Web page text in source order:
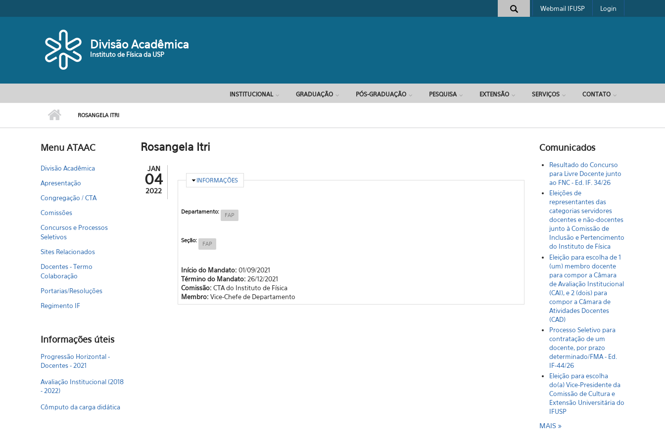
Formulário de busca
Webmail IFUSP Login
Divisão Acadêmica
Instituto de Física da USP
INSTITUCIONAL GRADUAÇÃO PÓS-GRADUAÇÃO PESQUISA EXTENSÃO SERVIÇOS CONTATO
ROSANGELA ITRI
Menu ATAAC
Divisão Acadêmica
Apresentação
Congregação / CTA
Comissões
Concursos e Processos
Seletivos
Sites Relacionados
Docentes - Termo
Colaboração
Portarias/Resoluções
Regimento IF
Informações úteis
Progressão Horizontal -
Docentes - 2021
Avaliação Institucional (2018
- 2022)
Cômputo da carga didática
Rosangela Itri
JAN
04
2022
OCULTAR
INFORMAÇÕES
Departamento: FAP
Seção: FAP
Início do Mandato:01/09/2021
Término do Mandato: 26/12/2021
Comissão:CTA do Instituto de Física
Membro:Vice-Chefe de Departamento
Comunicados
Resultado do Concurso
para Livre Docente junto
ao FNC - Ed. IF. 34/26
Eleições de
representantes das
categorias servidores
docentes e não-docentes
junto à Comissão de
Inclusão e Pertencimento
do Instituto de Física
Eleição para escolha de 1
(um) membro docente
para compor a Câmara
de Avaliação Institucional
(CAI), e 2 (dois) para
compor a Câmara de
Atividades Docentes
(CAD)
Processo Seletivo para
contratação de um
docente, por prazo
determinado/FMA - Ed.
IF-44/26
Eleição para escolha
do(a) Vice-Presidente da
Comissão de Cultura e
Extensão Universitária do
IFUSP
MAIS